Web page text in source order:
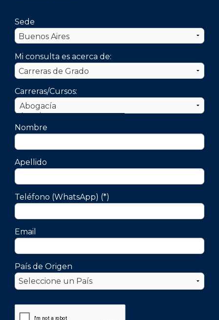
Sede
Mi consulta es acerca de:
Carreras/Cursos:
Nombre
Apellido
Teléfono (WhatsApp) (*)
Email
País de Origen